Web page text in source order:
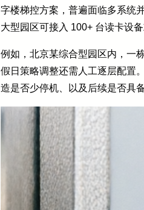
字楼梯控方案，普遍面临多系统
大型园区可接入 100+ 台读卡设
例如，北京某综合型园区内，一
假日策略调整还需人工逐层配置
造是否少停机、以及后续是否具